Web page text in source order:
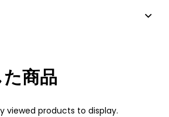
商品
viewed products to display.